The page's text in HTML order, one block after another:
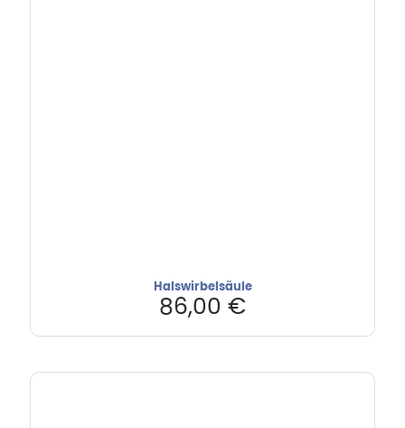
Halswirbelsäule
86,00 €